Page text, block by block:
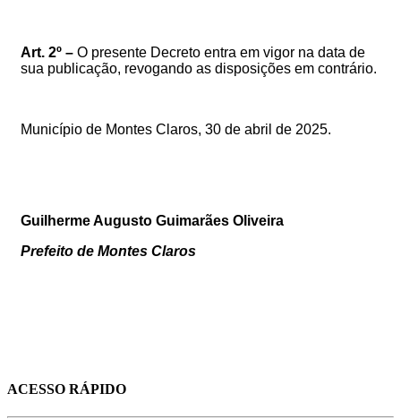
Art. 2º – O presente Decreto entra em vigor na data de
sua publicação, revogando as disposições em contrário.
Município de Montes Claros, 30 de abril de 2025.
Guilherme Augusto Guimarães Oliveira
Prefeito de Montes Claros
ACESSO RÁPIDO